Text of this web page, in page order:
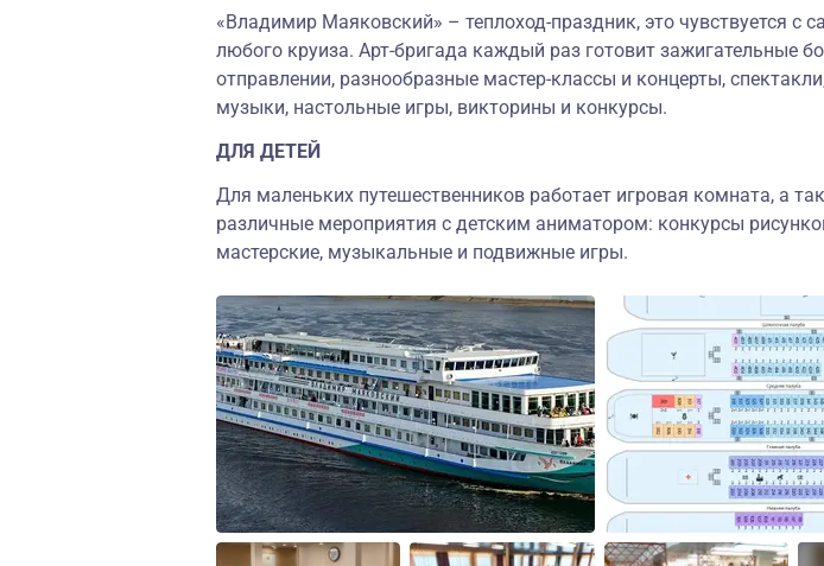
«Владимир Маяковский» – теплоход-праздник, это чувствуется с
любого круиза. Арт-бригада каждый раз готовит зажигательные
отправлении, разнообразные мастер-классы и концерты,
музыки, настольные игры, викторины и конкурсы.
ДЛЯ ДЕТЕЙ
Для маленьких путешественников работает игровая комната, а
различные мероприятия с детским аниматором: конкурсы
мастерские, музыкальные и подвижные игры.